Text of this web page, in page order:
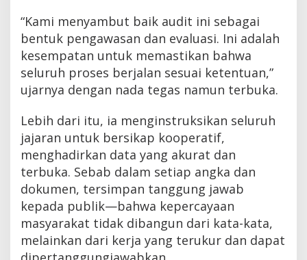
“Kami menyambut baik audit ini sebagai
bentuk pengawasan dan evaluasi. Ini adalah
kesempatan untuk memastikan bahwa
seluruh proses berjalan sesuai ketentuan,”
ujarnya dengan nada tegas namun terbuka.
Lebih dari itu, ia menginstruksikan seluruh
jajaran untuk bersikap kooperatif,
menghadirkan data yang akurat dan
terbuka. Sebab dalam setiap angka dan
dokumen, tersimpan tanggung jawab
kepada publik—bahwa kepercayaan
masyarakat tidak dibangun dari kata-kata,
melainkan dari kerja yang terukur dan dapat